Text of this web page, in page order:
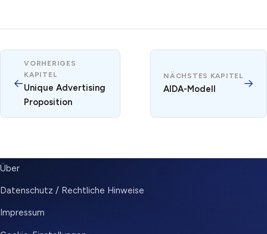
←
VORHERIGES
KAPITEL
Unique Advertising
Proposition
NÄCHSTES KAPITEL
AIDA-Modell →
SUBMENU
Über
Datenschutz / Rechtliche Hinweise
Impressum